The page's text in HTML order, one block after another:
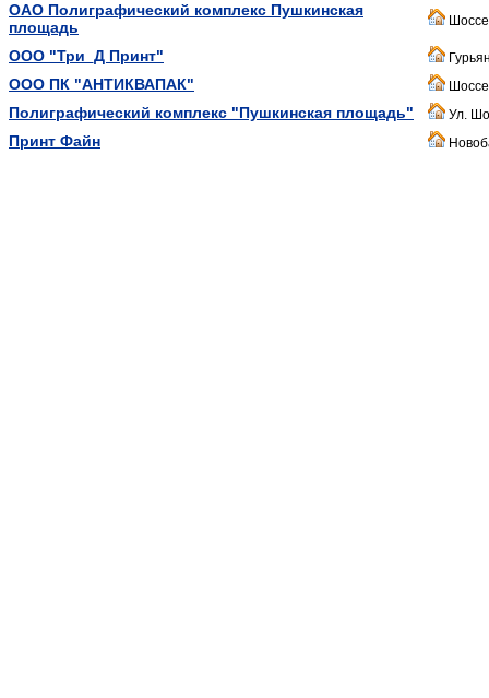
ОАО Полиграфический комплекс Пушкинская
площадь
ООО "Три_Д Принт"
ООО ПК "АНТИКВАПАК"
Полиграфический комплекс "Пушкинская площадь" Ул.
Принт Файн